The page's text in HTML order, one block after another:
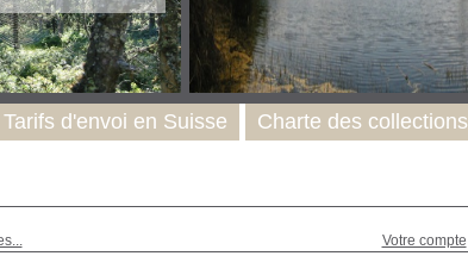
Votre compte
Tarifs d'envoi en Suisse Charte des collections